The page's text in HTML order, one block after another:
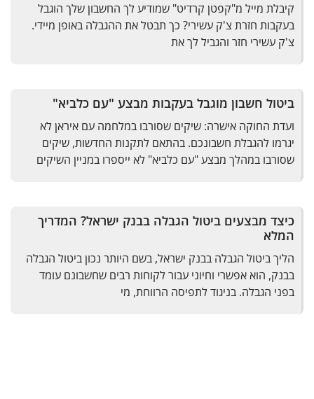
קיבלת מייל מ"קפטן קרדיט" שמודיע לך החשבון שלך הוגבל
בעקבות חזרת צ'ק עשירי? כך תבטל את ההגבלה באופן מיידי.
צ'ק עשירי חזר והגביל לך את
ביטול חשבון מוגבל בעקבות מבצע "עם כלביא"
ועדת החוקה אישרה: שיקים שסורבו במלחמה עם איראן לא
יגרמו להגבלת חשבונכם. בהתאם לתקנות החדשות, שיקים
שסורבו במהלך מבצע "עם כלביא" לא ייספרו במניין השיקים
כיצד מבצעים ביטול הגבלה בבנק ישראל? המדריך
המלא
הליך ביטול הגבלה בבנק ישראל, בשם היותר נכון ביטול הגבלה
בבנק, הוא אפשרי וחיוני עבור לקוחות רבים שחשבונם עומד
בפני הגבלה. בניגוד לתפיסה הרווחת, מי